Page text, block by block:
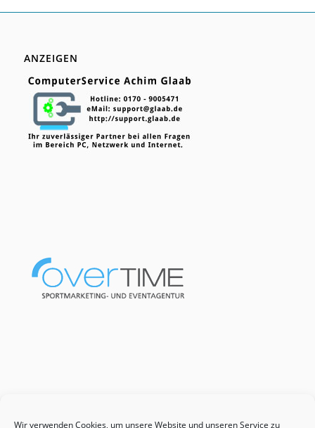
Wir verwenden Cookies, um unsere Website und unseren Service zu
ANZEIGEN